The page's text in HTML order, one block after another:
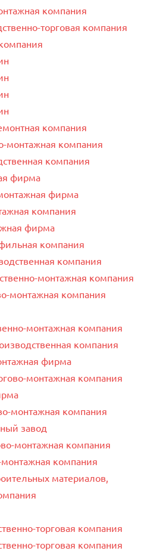
компания
торговая компания
компания
монтажная компания
компания
фирма
фирма
компания
фирма
компания
компания
монтажная компания
монтажная компания
монтажная компания
компания
фирма
монтажная компания
монтажная компания
завод
монтажная компания
компания
материалов,
торговая компания
торговая компания